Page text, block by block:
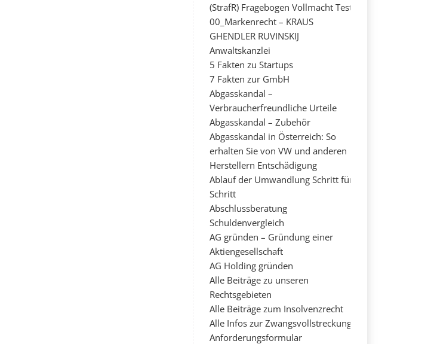
(StrafR) Fragebogen Vollmacht Test
00_Markenrecht – KRAUS
GHENDLER RUVINSKIJ
Anwaltskanzlei
5 Fakten zu Startups
7 Fakten zur GmbH
Abgasskandal –
Verbraucherfreundliche Urteile
Abgasskandal – Zubehör
Abgasskandal in Österreich: So
erhalten Sie von VW und anderen
Herstellern Entschädigung
Ablauf der Umwandlung Schritt für
Schritt
Abschlussberatung
Schuldenvergleich
AG gründen – Gründung einer
Aktiengesellschaft
AG Holding gründen
Alle Beiträge zu unseren
Rechtsgebieten
Alle Beiträge zum Insolvenzrecht
Alle Infos zur Zwangsvollstreckung
Anforderungsformular